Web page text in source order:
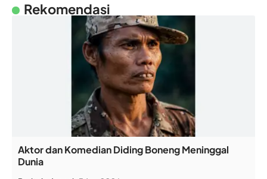
Rekomendasi
Aktor dan Komedian Diding Boneng Meninggal
Dunia